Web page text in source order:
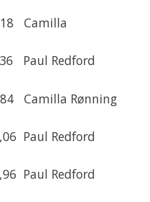
Camilla
Paul Redford
Camilla Rønning
Paul Redford
Paul Redford